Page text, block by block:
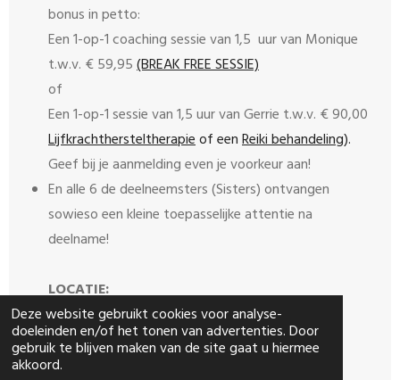
Deze website gebruikt cookies voor analyse-
doeleinden en/of het tonen van advertenties. Door
gebruik te blijven maken van de site gaat u hiermee
akkoord.
bonus in petto:
Een 1-op-1 coaching sessie van 1,5 uur van Monique
t.w.v. € 59,95(BREAK FREE SESSIE)
of
Een 1-op-1 sessie van 1,5 uur van Gerrie t.w.v. € 90,00
Lijfkrachthersteltherapieof eenReiki behandeling).
Geef bij je aanmelding even je voorkeur aan!
En alle 6 de deelneemsters (Sisters) ontvangen
sowieso een kleine toepasselijke attentie na
deelname!
LOCATIE:
Sint Theresiaplein 7
5652 EV Eindhoven